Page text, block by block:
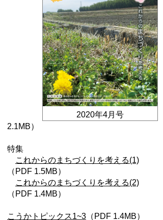
2020年4月号
2.1MB）
特集
これからのまちづくりを考える(1)
（PDF 1.5MB）
これからのまちづくりを考える(2)
（PDF 1.4MB）
こうかトピックス1~3 （PDF 1.4MB）